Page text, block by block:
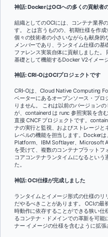
神話: DockerはOCIへの多くの貢献者
組織としてのOCIには、コンテナ業界
す。 とは言うものの、初期仕様を作成
個々の技術者の小さいながらも献身
メンバーであり、ランタイム仕様の
ファレンス実装自体に貢献しました
基礎として機能するDocker V2イメー
神話: CRI-OはOCIプロジェクトです
CRI-Oは、Cloud Native Computing
ベーターにあるオープンソース・プロ
りません。 これは以前のバージョン
が、containerd は runc 参照実装を含
直接 CNCF プロジェクトです。
ナの実行と監視、およびストレージと
レベルの機能を担当します。Dockerは
Platform、IBM Softlayer、Microsoft
を受けて、複数のコンテナプラット
コアコンテナランタイムになるという
た。
神話: OCI仕様が完成しました
ランタイムとイメージ形式の仕様のリ
だやるべきことがあります。 OCIの
時動作に依存することができる狭い仕
るコンテナ・ドメインでの革新を可
ナー イメージの仕様を含むように拡張